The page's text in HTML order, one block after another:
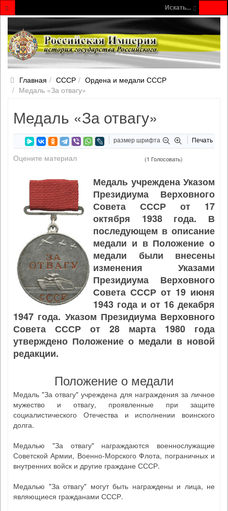
Искать...
Главная СССР
Ордена и медали СССР
Медаль «За отвагу»
Медаль «За отвагу»
размер шрифта Печать
Оцените материал (1 Голосовать)
Медаль учреждена Указом
Президиума Верховного
Совета СССР от 17
октября 1938 года. В
последующем в описание
медали и в Положение о
медали были внесены
изменения Указами
Президиума Верховного
Совета СССР от 19 июня
1943 года и от 16 декабря
1947 года. Указом Президиума Верховного
Совета СССР от 28 марта 1980 года
утверждено Положение о медали в новой
редакции.
Положение о медали
Медаль "За отвагу" учреждена для награждения за личное
мужество и отвагу, проявленные при защите
социалистического Отечества и исполнении воинского
долга.
Медалью "За отвагу" награждаются военнослужащие
Советской Армии, Военно-Морского Флота, пограничных и
внутренних войск и другие граждане СССР.
Медалью "За отвагу" могут быть награждены и лица, не
являющиеся гражданами СССР.